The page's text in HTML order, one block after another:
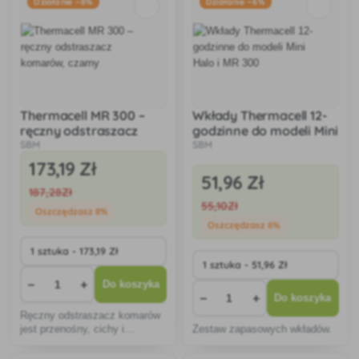
Thermacell MR 300 –
ręczny odstraszacz
komarów, czarny
SBM
173,19 Zł
187,28Zł
Oszczędzasz 8%
− + Do koszyka
Ręczny odstraszacz komarów
jest przenośny, cichy i
Wkłady Thermacell 12-
godzinne do modeli Mini
Halo i MR 300
SBM
51,96 Zł
55,10Zł
Oszczędzasz 6%
− + Do koszyka
Zestaw zapasowych wkładów.